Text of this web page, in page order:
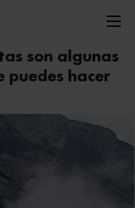
son algunas
puedes hacer